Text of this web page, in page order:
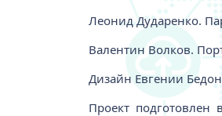
Леонид Дударенко.
Валентин Волков.
Дизайн Евгении
Проект подготовлен